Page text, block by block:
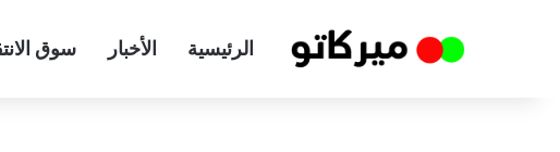
الرئيسية الأخبار سوق